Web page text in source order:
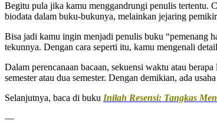
Begitu pula jika kamu menggandrungi penulis tertentu.
biodata dalam buku-bukunya, melainkan jejaring
Bisa jadi kamu ingin menjadi penulis buku “pemenang
tekunnya. Dengan cara seperti itu, kamu mengenali
Dalam perencanaan bacaan, sekuensi waktu atau
semester atau dua semester. Dengan demikian, ada
Selanjutnya, baca di buku Inilah Resensi: Tangkas
—